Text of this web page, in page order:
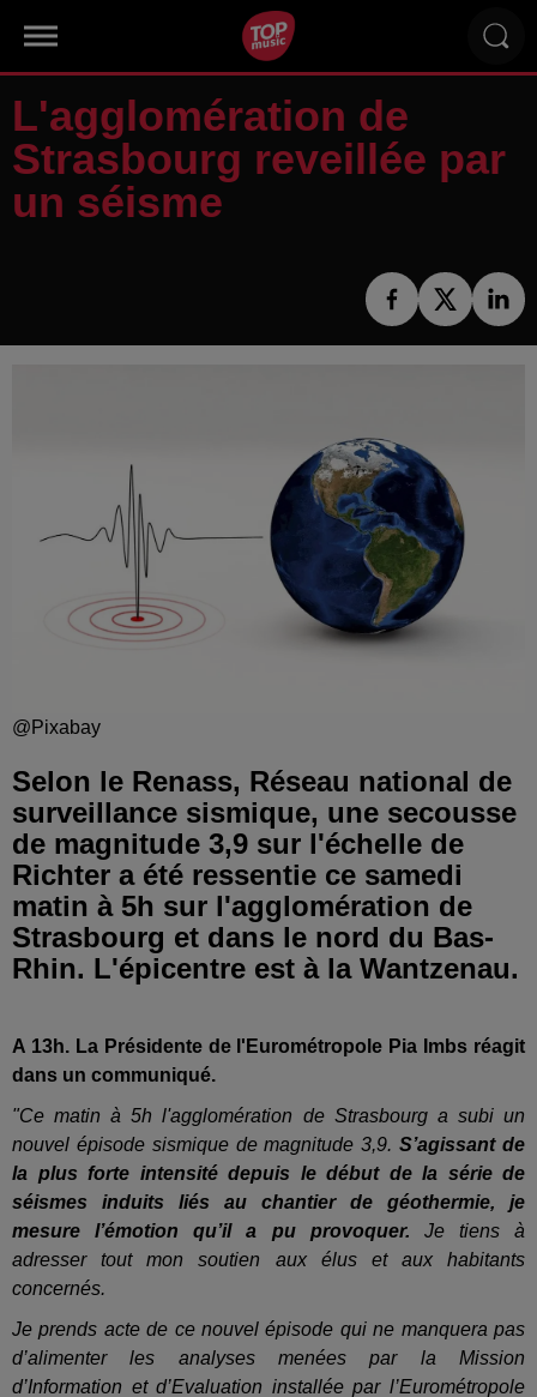
L'agglomération de
Strasbourg reveillée par
un séisme
@Pixabay
Selon le Renass, Réseau national de
surveillance sismique, une secousse
de magnitude 3,9 sur l'échelle de
Richter a été ressentie ce samedi
matin à 5h sur l'agglomération de
Strasbourg et dans le nord du Bas-
Rhin. L'épicentre est à la Wantzenau.
A 13h. La Présidente de l'Eurométropole Pia Imbs réagit
dans un communiqué.
"Ce matin à 5h l'agglomération de Strasbourg a subi un
nouvel épisode sismique de magnitude 3,9.S’agissant de
la plus forte intensité depuis le début de la série de
séismes induits liés au chantier de géothermie, je
mesure l’émotion qu’il a pu provoquer. Je tiens à
adresser tout mon soutien aux élus et aux habitants
concernés.
Je prends acte de ce nouvel épisode qui ne manquera pas
d’alimenter les analyses menées par la Mission
d’Information et d’Evaluation installée par l’Eurométropole